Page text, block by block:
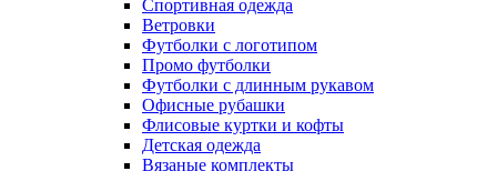
Спортивная одежда
Ветровки
Футболки с логотипом
Промо футболки
Футболки с длинным рукавом
Офисные рубашки
Флисовые куртки и кофты
Детская одежда
Вязаные комплекты